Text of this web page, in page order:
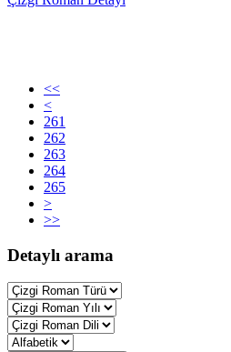
<<
<
261
262
263
264
265
>
>>
Detaylı arama